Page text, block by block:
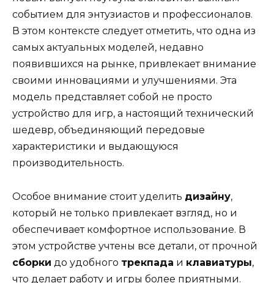
событием для энтузиастов и профессионалов.
В этом контексте следует отметить, что одна из
самых актуальных моделей, недавно
появившихся на рынке, привлекает внимание
своими инновациями и улучшениями. Эта
модель представляет собой не просто
устройство для игр, а настоящий технический
шедевр, объединяющий передовые
характеристики и выдающуюся
производительность.
Особое внимание стоит уделить дизайну,
который не только привлекает взгляд, но и
обеспечивает комфортное использование. В
этом устройстве учтены все детали, от прочной
сборки до удобного трекпада и клавиатуры,
что делает работу и игры более приятными.